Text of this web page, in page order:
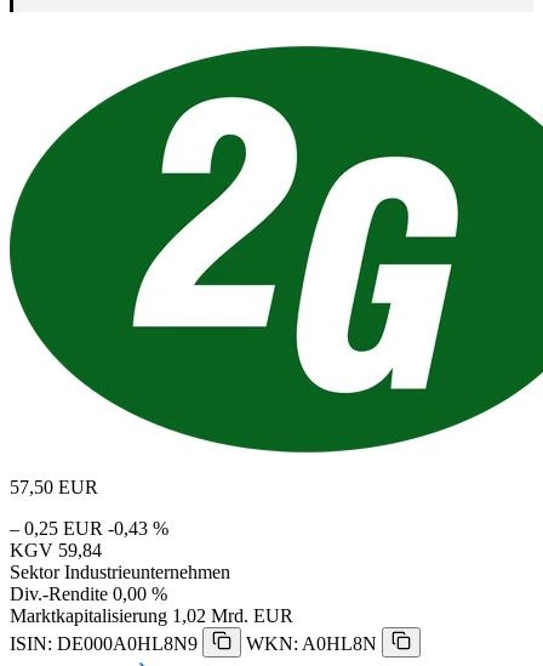
57,50 EUR
– 0,25 EUR -0,43 %
KGV 59,84
Sektor Industrieunternehmen
Div.-Rendite 0,00 %
Marktkapitalisierung 1,02 Mrd. EUR
ISIN: DE000A0HL8N9
WKN: A0HL8N